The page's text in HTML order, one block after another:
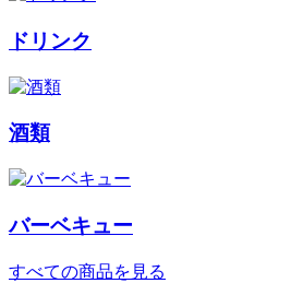
ドリンク
酒類
バーベキュー
すべての商品を見る